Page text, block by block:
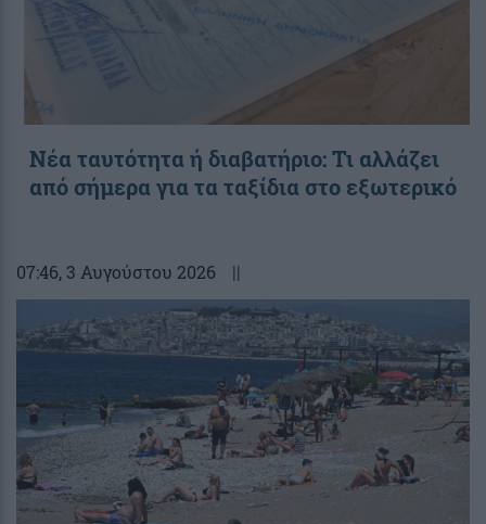
Νέα ταυτότητα ή διαβατήριο: Τι αλλάζει
από σήμερα για τα ταξίδια στο εξωτερικό
07:46, 3 Αυγούστου 2026 ||